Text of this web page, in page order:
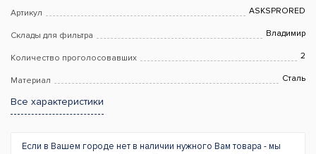
Артикул ASKSPRORED
Склады для фильтра Владимир
Количество проголосовавших 2
Материал Сталь
Все характеристики
Если в Вашем городе нет в наличии нужного Вам товара - мы